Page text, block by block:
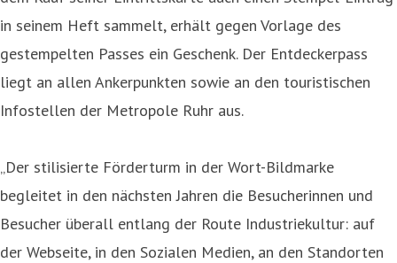
in seinem Heft sammelt, erhält gegen Vorlage des
gestempelten Passes ein Geschenk. Der Entdeckerpass
liegt an allen Ankerpunkten sowie an den touristischen
Infostellen der Metropole Ruhr aus.
„Der stilisierte Förderturm in der Wort-Bildmarke
begleitet in den nächsten Jahren die Besucherinnen und
Besucher überall entlang der Route Industriekultur: auf
der Webseite, in den Sozialen Medien, an den Standorten